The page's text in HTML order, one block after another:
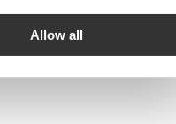
Allow all